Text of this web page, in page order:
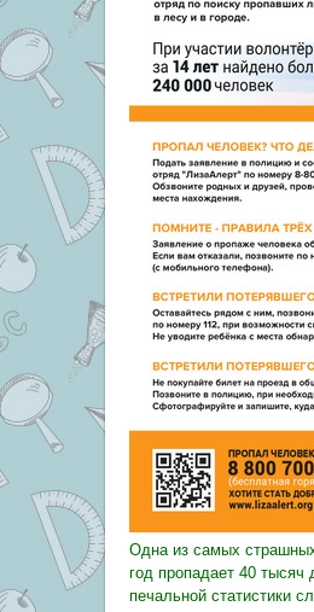
Одна из самых
год пропадает 40 тысяч
печальной статистики